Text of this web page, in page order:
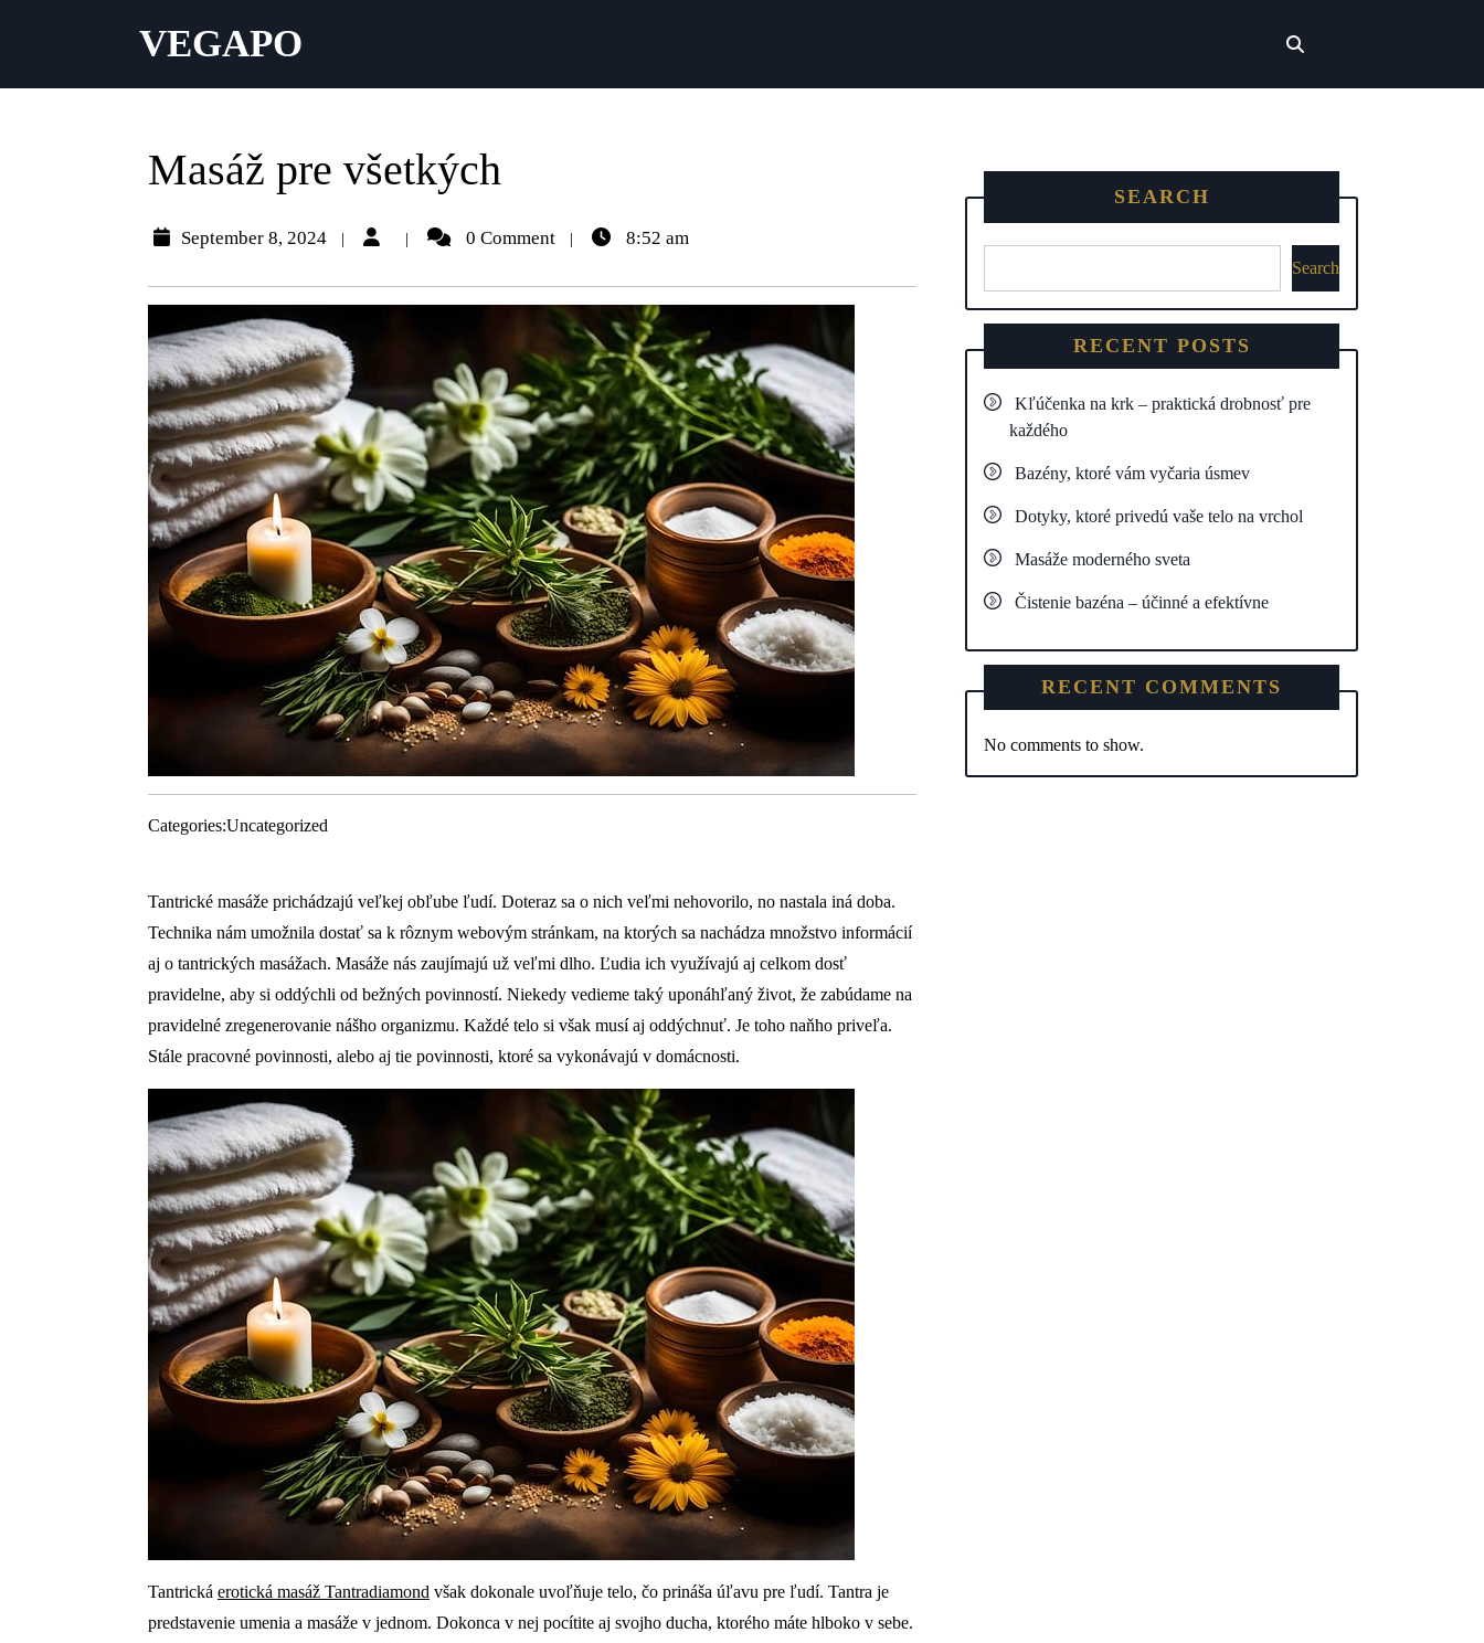
VEGAPO
Masáž pre všetkých
September 8, 2024 | | 0 Comment | 8:52 am
Categories:Uncategorized
Tantrické masáže prichádzajú veľkej obľube ľudí. Doteraz sa o nich veľmi nehovorilo, no nastala iná doba.
Technika nám umožnila dostať sa k rôznym webovým stránkam, na ktorých sa nachádza množstvo informácií
aj o tantrických masážach. Masáže nás zaujímajú už veľmi dlho. Ľudia ich využívajú aj celkom dosť
pravidelne, aby si oddýchli od bežných povinností. Niekedy vedieme taký uponáhľaný život, že zabúdame na
pravidelné zregenerovanie nášho organizmu. Každé telo si však musí aj oddýchnuť. Je toho naňho priveľa.
Stále pracovné povinnosti, alebo aj tie povinnosti, ktoré sa vykonávajú v domácnosti.
Tantrická erotická masáž Tantradiamond však dokonale uvoľňuje telo, čo prináša úľavu pre ľudí. Tantra je
predstavenie umenia a masáže v jednom. Dokonca v nej pocítite aj svojho ducha, ktorého máte hlboko v sebe.
SEARCH
Search
RECENT POSTS
Kľúčenka na krk – praktická drobnosť pre
každého
Bazény, ktoré vám vyčaria úsmev
Dotyky, ktoré privedú vaše telo na vrchol
Masáže moderného sveta
Čistenie bazéna – účinné a efektívne
RECENT COMMENTS
No comments to show.